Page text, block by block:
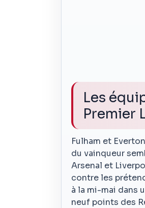
Les
Premier
Fulham et
du vainqueur
Arsenal et
contre les
à la mi-mai dans
neuf points des